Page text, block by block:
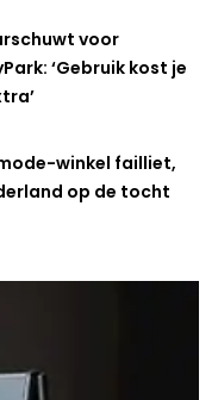
voor
‘Gebruik kost je
winkel failliet,
op de tocht